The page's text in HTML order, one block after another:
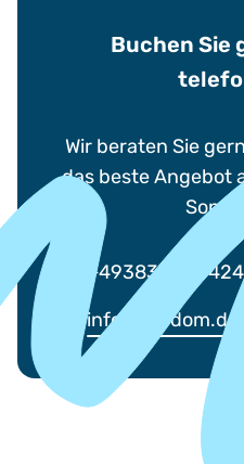
Buchen Sie
Wir beraten Sie
das beste Angebot
+4938375
info@usedom.de